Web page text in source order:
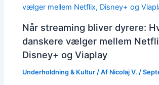
Når streaming bliver dyrere:
danskere vælger mellem
Disney+ og Viaplay
Underholdning & Kultur / Af Nicolaj V. /